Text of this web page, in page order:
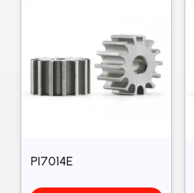
PI7014E